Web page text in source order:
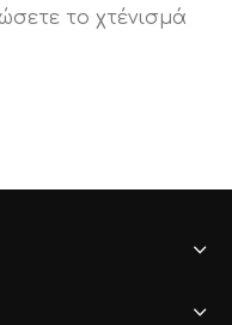
το χτένισμά